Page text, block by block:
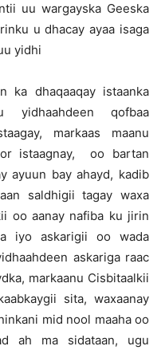
uu wargayska Geeska
u dhacay ayaa isaga
yidhi
ka dhaqaaqay istaanka
qofbaa
markaas maanu
istaagnay, oo bartan
ayuun bay ahayd, kadib
saldhigii tagay waxa
oo aanay nafiba ku jirin
iyo askarigii oo wada
askariga raac
markaanu Cisbitaalkii
sita, waxaanay
mid nool maaha oo
ah ma sidataan, ugu